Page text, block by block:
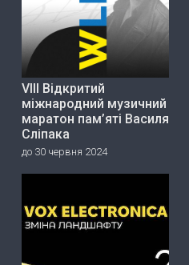
VIII Відкритий
міжнародний музичний
маратон пам’яті Василя
Сліпака
до 30 червня 2024